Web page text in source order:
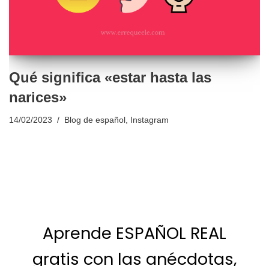
Qué significa «estar hasta las
narices»
14/02/2023 Blog de español Instagram
Aprende ESPAÑOL REAL
gratis con las anécdotas,